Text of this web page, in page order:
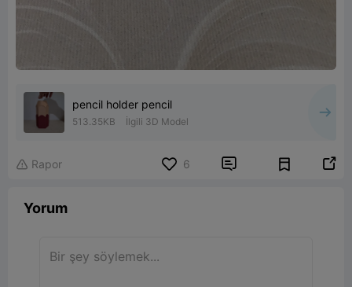
pencil holder pencil
513.35KB İlgili 3D Model
 Rapor 6  
Yorum